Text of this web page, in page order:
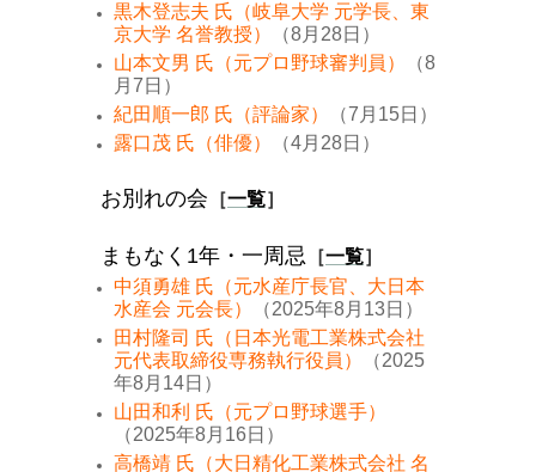
黒木登志夫 氏（岐阜大学 元学長、東
京大学 名誉教授）
（8月28日）
山本文男 氏（元プロ野球審判員）
（8
月7日）
紀田順一郎 氏（評論家）
（7月15日）
露口茂 氏（俳優）
（4月28日）
お別れの会 ［一覧］
まもなく1年・一周忌 ［一覧］
中須勇雄 氏（元水産庁長官、大日本
水産会 元会長）
（2025年8月13日）
田村隆司 氏（日本光電工業株式会社
元代表取締役専務執行役員）
（2025
年8月14日）
山田和利 氏（元プロ野球選手）
（2025年8月16日）
高橋靖 氏（大日精化工業株式会社 名